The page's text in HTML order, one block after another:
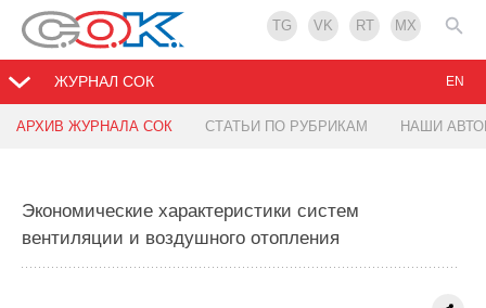
TG VK RT MX
ЖУРНАЛ СОК
АРХИВ ЖУРНАЛА СОК СТАТЬИ ПО РУБРИКАМ НАШИ
EN
Экономические характеристики систем
вентиляции и воздушного отопления
19370
СОК №9 | 2009